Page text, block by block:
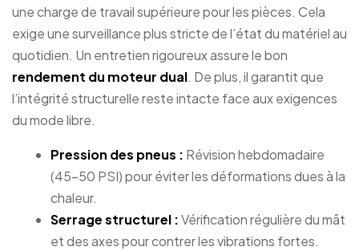
une charge de travail supérieure pour les pièces. Cela
exige une surveillance plus stricte de l’état du matériel au
quotidien. Un entretien rigoureux assure le bon
rendement du moteur dual. De plus, il garantit que
l’intégrité structurelle reste intacte face aux exigences
du mode libre.
Pression des pneus : Révision hebdomadaire
(45-50 PSI) pour éviter les déformations dues à la
chaleur.
Serrage structurel :Vérification régulière du mât
et des axes pour contrer les vibrations fortes.